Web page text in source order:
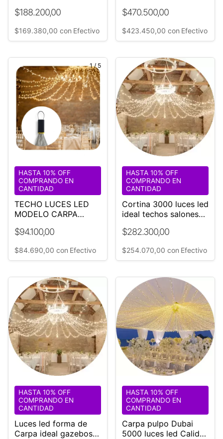
mt
$188.200,00
$169.380,00 con Efectivo
DUBAI ** ¡OFERTA! **
$470.500,00
$423.450,00 con Efectivo
1/5
TECHO LUCES LED
MODELO CARPA
CALIDAS
$94.100,00
HASTA 10% OFF
COMPRANDO EN
CANTIDAD
$84.690,00 con Efectivo
Cortina 3000 luces led
ideal techos salones
Modelo Imperio Dubai
$282.300,00
HASTA 10% OFF
COMPRANDO EN
CANTIDAD
$254.070,00 con Efectivo
Luces led forma de
Carpa ideal gazebos
HASTA 10% OFF
COMPRANDO EN
CANTIDAD
Carpa pulpo Dubai
5000 luces led Calidas
HASTA 10% OFF
COMPRANDO EN
CANTIDAD